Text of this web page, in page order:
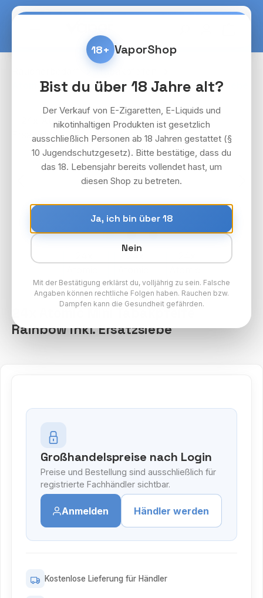
Zum Hauptinhalt springen
Atomic Mini Tabakpfeife Rainbow inkl. Ersatzsiebe
Bildergalerie überspringen
24x Atomic Mini Tabakpfeife
Rainbow inkl. Ersatzsiebe
Großhandelspreise nach Login
Preise und Bestellung sind ausschließlich für
registrierte Fachhändler sichtbar.
Anmelden Händler werden
Kostenlose Lieferung für Händler
18+ VaporShop
Bist du über 18 Jahre alt?
Der Verkauf von E-Zigaretten, E-Liquids und
nikotinhaltigen Produkten ist gesetzlich
ausschließlich Personen ab 18 Jahren gestattet (§
10 Jugendschutzgesetz). Bitte bestätige, dass du
das 18. Lebensjahr bereits vollendet hast, um
diesen Shop zu betreten.
Ja, ich bin über 18
Nein
Mit der Bestätigung erklärst du, volljährig zu sein. Falsche
Angaben können rechtliche Folgen haben. Rauchen bzw.
Dampfen kann die Gesundheit gefährden.